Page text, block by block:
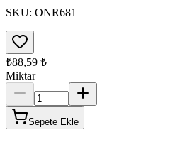
SKU: ONR681
₺88,59 ₺
Miktar
Sepete Ekle